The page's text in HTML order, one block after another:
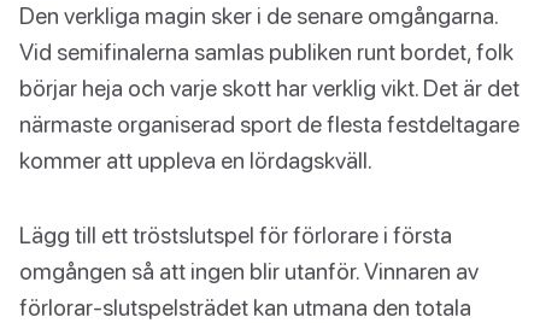
Den verkliga magin sker i de senare omgångarna.
Vid semifinalerna samlas publiken runt bordet, folk
börjar heja och varje skott har verklig vikt. Det är det
närmaste organiserad sport de flesta festdeltagare
kommer att uppleva en lördagskväll.
Lägg till ett tröstslutspel för förlorare i första
omgången så att ingen blir utanför. Vinnaren av
förlorar-slutspelsträdet kan utmana den totala